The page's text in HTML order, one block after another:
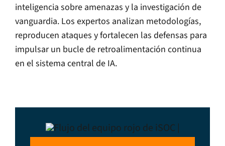
inteligencia sobre amenazas y la investigación de
vanguardia. Los expertos analizan metodologías,
reproducen ataques y fortalecen las defensas para
impulsar un bucle de retroalimentación continua
en el sistema central de IA.